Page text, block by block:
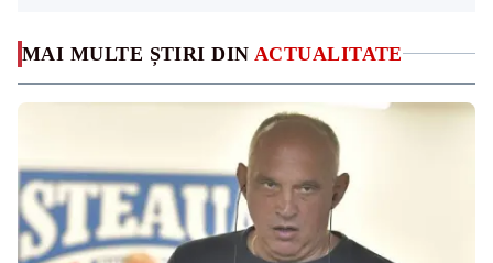
MAI MULTE ȘTIRI DIN ACTUALITATE